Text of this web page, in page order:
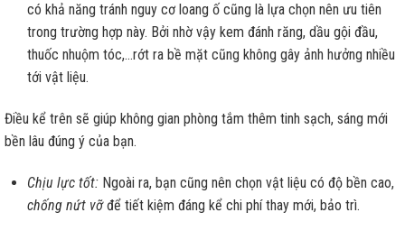
có khả năng tránh nguy cơ loang ố cũng là lựa chọn nên ưu tiên
trong trường hợp này. Bởi nhờ vậy kem đánh răng, dầu gội đầu,
thuốc nhuộm tóc,…rớt ra bề mặt cũng không gây ảnh hưởng nhiều
tới vật liệu.
Điều kể trên sẽ giúp không gian phòng tắm thêm tinh sạch, sáng mới
bền lâu đúng ý của bạn.
Chịu lực tốt: Ngoài ra, bạn cũng nên chọn vật liệu có độ bền cao,
chống nứt vỡđể tiết kiệm đáng kể chi phí thay mới, bảo trì.